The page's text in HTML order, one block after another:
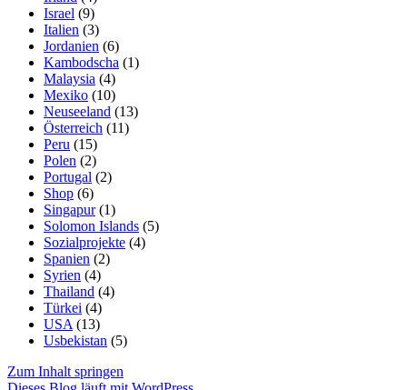
Israel (9)
Italien (3)
Jordanien (6)
Kambodscha (1)
Malaysia (4)
Mexiko (10)
Neuseeland (13)
Österreich (11)
Peru (15)
Polen (2)
Portugal (2)
Shop (6)
Singapur(1)
Solomon Islands (5)
Sozialprojekte (4)
Spanien (2)
Syrien (4)
Thailand (4)
Türkei (4)
USA (13)
Usbekistan (5)
Zum Inhalt springen